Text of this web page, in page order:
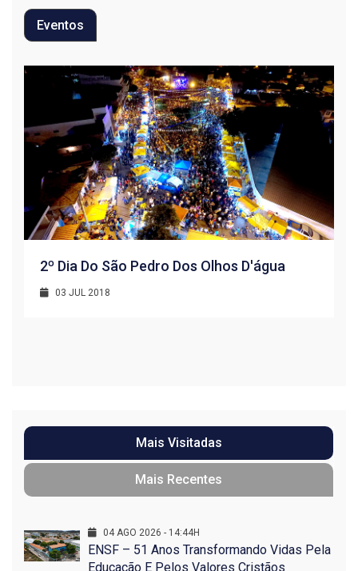
Eventos
2º Dia Do São Pedro Dos Olhos D'água
03 JUL 2018
Mais Visitadas
Mais Recentes
04 AGO 2026 - 14:44H
ENSF – 51 Anos Transformando Vidas Pela
Educação E Pelos Valores Cristãos